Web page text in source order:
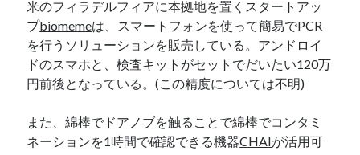
米のフィラデルフィアに本拠地を置くスタートアッ
プbiomemeは、スマートフォンを使って簡易でPCR
を行うソリューションを販売している。アンドロイ
ドのスマホと、検査キットがセットでだいたい120万
円前後となっている。(この精度については不明)
また、綿棒でドアノブを触ることで綿棒でコンタミ
ネーションを1時間で確認できる機器CHAIが活用可